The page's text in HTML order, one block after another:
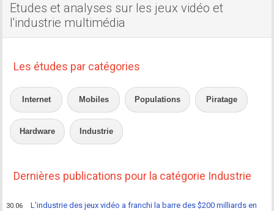
Etudes et analyses sur les jeux vidéo et
l'industrie multimédia
Les études par catégories
Internet Mobiles Populations Piratage
Hardware Industrie
Dernières publications pour la catégorie Industrie
30.06
L'industrie des jeux vidéo a franchi la barre des $200 milliards en